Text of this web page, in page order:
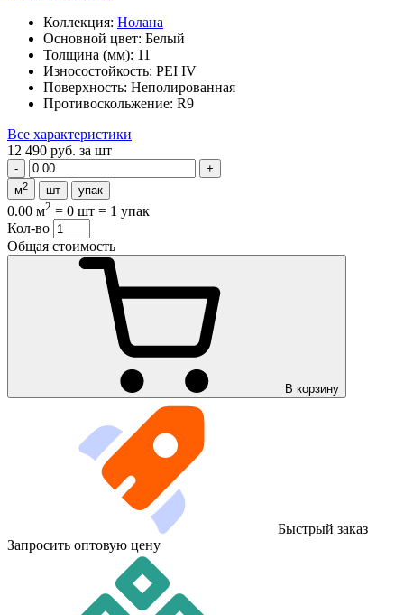
Коллекция: Нолана
Основной цвет: Белый
Толщина (мм): 11
Износостойкость: PEI IV
Поверхность: Неполированная
Противоскольжение: R9
Все характеристики
12 490 руб. за шт
м2 шт упак
0.00 м2 = 0 шт = 1 упак
Кол-во
Общая стоимость
В корзину
Быстрый заказ
Запросить оптовую цену